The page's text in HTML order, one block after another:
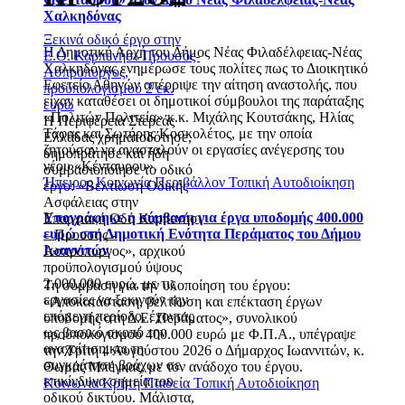
Χαλκηδόνας
Η Δημοτική Αρχή του Δήμος Νέας Φιλαδέλφειας-Νέας
Χαλκηδόνας ενημέρωσε τους πολίτες πως το Διοικητικό
Εφετείο Αθηνών απέρριψε την αίτηση αναστολής, που
είχαν καταθέσει οι δημοτικοί σύμβουλοι της παράταξης
«Πολιτών Πολιτεία» κ.κ. Μιχάλης Κουτσάκης, Ηλίας
Τάφας και Σωτήρης Κοσκολέτος, με την οποία
ζητούσαν να ανασταλούν οι εργασίες ανέγερσης του
νέου «Κένταυρου».
ΉπειροςΚοινωνίαΠεριβάλλον Τοπική Αυτοδιοίκηση
Υπογράφηκε η σύμβαση για έργα υποδομής 400.000
ευρώ στη Δημοτική Ενότητα Περάματος του Δήμου
Ιωαννιτών
Τη σύμβαση για την υλοποίηση του έργου:
«Αποκατάσταση, βελτίωση και επέκταση έργων
υποδομής στη Δ.Ε. Περάματος», συνολικού
προϋπολογισμού 400.000 ευρώ με Φ.Π.Α., υπέγραψε
την Τρίτη 4 Αυγούστου 2026 ο Δήμαρχος Ιωαννιτών, κ.
Θωμάς Μπέγκας, με τον ανάδοχο του έργου.
ΚοινωνίαΚρήτηΠαιδεία Τοπική Αυτοδιοίκηση
Ξεκινά οδικό έργο στην
Ε.Ο. Καρπενήσι-Προυσός-
Ασπρόπυργος,
προϋπολογισμού 2 εκ.
ευρώ
Η Περιφέρεια Στερεάς
Ελλάδας χρηματοδότησε,
δημοπράτησε και ήδη
συμβασιοποίησε το οδικό
έργο: «Βελτίωση Οδικής
Ασφάλειας στην
Επαρχιακή Οδό Καρπενήσι
– Προυσός -
Ασπρόπυργος», αρχικού
προϋπολογισμού ύψους
2.000.000 ευρώ, με τις
εργασίες να ξεκινούν την
επόμενη περίοδο, έχοντας
ως βασικό σκοπό την
αναχαίτιση και τη
συγκράτηση βράχων σε
επικίνδυνα σημεία του
οδικού δικτύου. Μάλιστα,